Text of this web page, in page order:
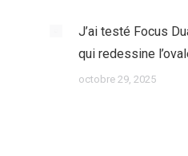
J’ai testé Focus
qui redessine
octobre 29, 2025